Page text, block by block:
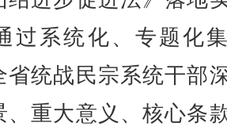
过系统化、专题化
省统战民宗系统干部
、重大意义、核心条